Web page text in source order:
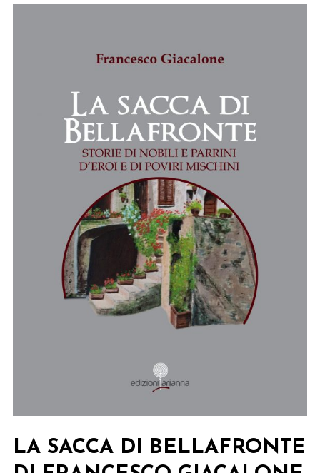
LA SACCA DI BELLAFRONTE